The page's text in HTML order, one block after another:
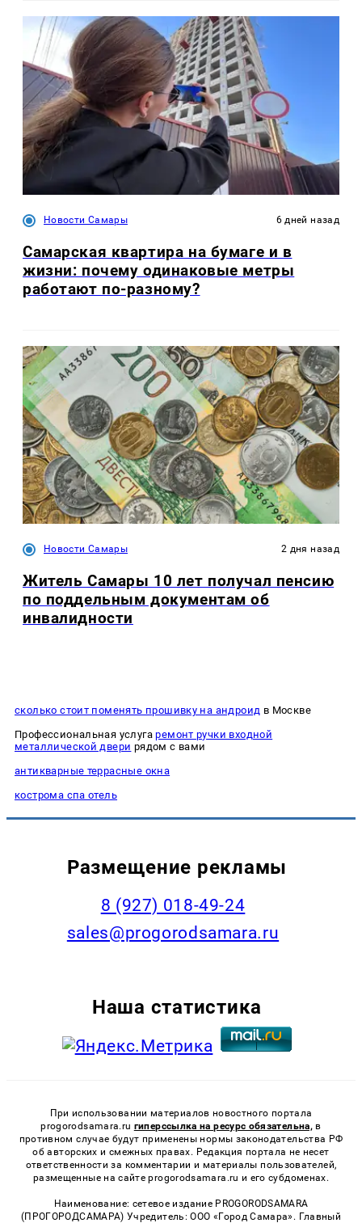
Новости Самары 6 дней назад
Самарская квартира на бумаге и в
жизни: почему одинаковые метры
работают по-разному?
Новости Самары 2 дня назад
Житель Самары 10 лет получал пенсию
по поддельным документам об
инвалидности
сколько стоит поменять прошивку на андроид в Москве
Профессиональная услугаремонт ручки входной
металлической двери рядом с вами
антикварные террасные окна
кострома спа отель
Размещение рекламы
8 (927) 018-49-24
sales@progorodsamara.ru
Наша статистика
При использовании материалов новостного портала
progorodsamara.ru гиперссылка на ресурс обязательна, в
противном случае будут применены нормы законодательства РФ
об авторских и смежных правах. Редакция портала не несет
ответственности за комментарии и материалы пользователей,
размещенные на сайте progorodsamara.ru и его субдоменах.
Наименование: сетевое издание PROGORODSAMARA
(ПРОГОРОДСАМАРА) Учредитель: ООО «Город Самара». Главный